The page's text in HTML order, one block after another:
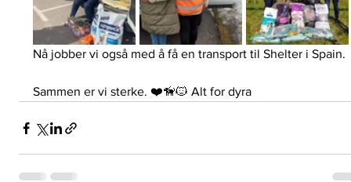
Nå jobber vi også med å få en transport til Shelter i Spain.
Sammen er vi sterke. ❤️🦮🐱 Alt for dyra